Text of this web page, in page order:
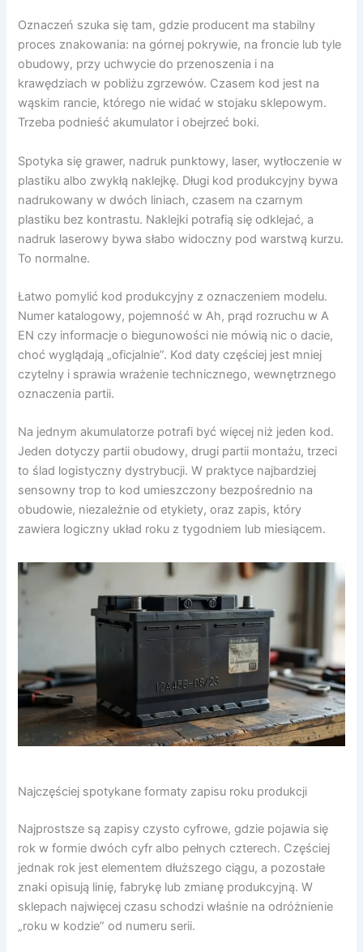
Oznaczeń szuka się tam, gdzie producent ma stabilny
proces znakowania: na górnej pokrywie, na froncie lub tyle
obudowy, przy uchwycie do przenoszenia i na
krawędziach w pobliżu zgrzewów. Czasem kod jest na
wąskim rancie, którego nie widać w stojaku sklepowym.
Trzeba podnieść akumulator i obejrzeć boki.
Spotyka się grawer, nadruk punktowy, laser, wytłoczenie w
plastiku albo zwykłą naklejkę. Długi kod produkcyjny bywa
nadrukowany w dwóch liniach, czasem na czarnym
plastiku bez kontrastu. Naklejki potrafią się odklejać, a
nadruk laserowy bywa słabo widoczny pod warstwą kurzu.
To normalne.
Łatwo pomylić kod produkcyjny z oznaczeniem modelu.
Numer katalogowy, pojemność w Ah, prąd rozruchu w A
EN czy informacje o biegunowości nie mówią nic o dacie,
choć wyglądają „oficjalnie”. Kod daty częściej jest mniej
czytelny i sprawia wrażenie technicznego, wewnętrznego
oznaczenia partii.
Na jednym akumulatorze potrafi być więcej niż jeden kod.
Jeden dotyczy partii obudowy, drugi partii montażu, trzeci
to ślad logistyczny dystrybucji. W praktyce najbardziej
sensowny trop to kod umieszczony bezpośrednio na
obudowie, niezależnie od etykiety, oraz zapis, który
zawiera logiczny układ roku z tygodniem lub miesiącem.
Najczęściej spotykane formaty zapisu roku produkcji
Najprostsze są zapisy czysto cyfrowe, gdzie pojawia się
rok w formie dwóch cyfr albo pełnych czterech. Częściej
jednak rok jest elementem dłuższego ciągu, a pozostałe
znaki opisują linię, fabrykę lub zmianę produkcyjną. W
sklepach najwięcej czasu schodzi właśnie na odróżnienie
„roku w kodzie” od numeru serii.